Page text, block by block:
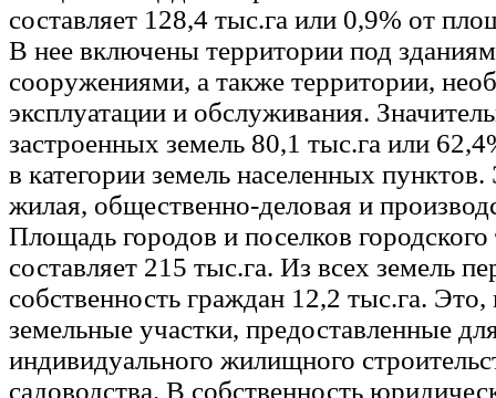
составляет 128,4 тыс.га или 0,9% от
В нее включены территории под
сооружениями, а также территории,
эксплуатации и обслуживания.
застроенных земель 80,1 тыс.га или
в категории земель населенных
жилая, общественно-деловая и
Площадь городов и поселков
составляет 215 тыс.га. Из всех земель
собственность граждан 12,2 тыс.га.
земельные участки, предоставленные
индивидуального жилищного
садоводства. В собственность